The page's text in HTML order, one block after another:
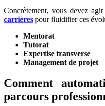
Concrètement, vous devez
carrières pour fluidifier ces
Mentorat
Tutorat
Expertise transverse
Management de projet
Comment
parcours